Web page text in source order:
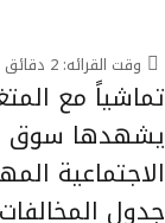
وقت القرائه: 2 دقائق
تماشياً مع
يشهدها سوق
الاجتماعية
جدول